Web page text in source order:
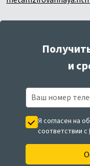
и
Я согласен на
соответствии с